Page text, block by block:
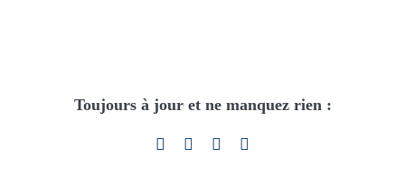
Toujours à jour et ne manquez rien :